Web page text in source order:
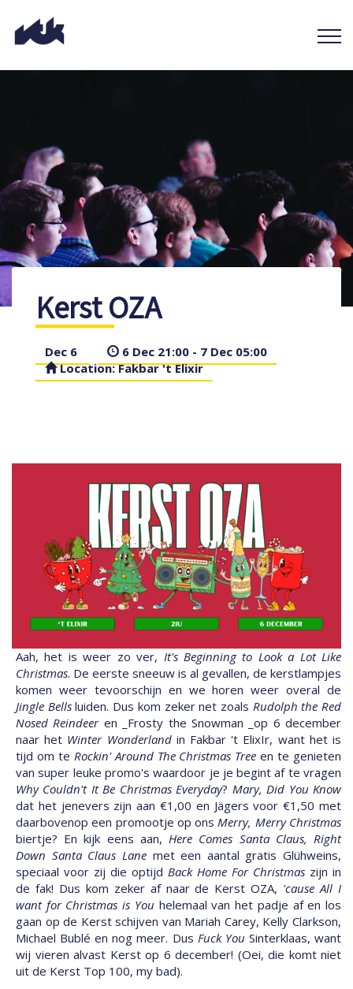
Kerst OZA
Dec 6
6 Dec 21:00 - 7 Dec 05:00
Location: Fakbar 't Elixir
Aah, het is weer zo ver, It's Beginning to Look a Lot Like
Christmas. De eerste sneeuw is al gevallen, de kerstlampjes
komen weer tevoorschijn en we horen weer overal de
Jingle Bellsluiden. Dus kom zeker net zoals Rudolph the Red
Nosed Reindeeren _Frosty the Snowman _op 6 december
naar het Winter Wonderlandin Fakbar 't ElixIr, want het is
tijd om te Rockin' Around The Christmas Tree en te genieten
van super leuke promo's waardoor je je begint af te vragen
Why Couldn't It Be Christmas Everyday? Mary, Did You Know
dat het jenevers zijn aan €1,00 en Jägers voor €1,50 met
daarbovenop een promootje op ons Merry, Merry Christmas
biertje? En kijk eens aan, Here Comes Santa Claus, Right
Down Santa Claus Lanemet een aantal gratis Glühweins,
speciaal voor zij die optijd Back Home For Christmas zijn in
de fak! Dus kom zeker af naar de Kerst OZA, 'cause All I
want for Christmas is You helemaal van het padje af en los
gaan op de Kerst schijven van Mariah Carey, Kelly Clarkson,
Michael Bublé en nog meer. Dus Fuck You Sinterklaas, want
wij vieren alvast Kerst op 6 december! (Oei, die komt niet
uit de Kerst Top 100, my bad).